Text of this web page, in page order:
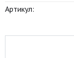
Артикул: